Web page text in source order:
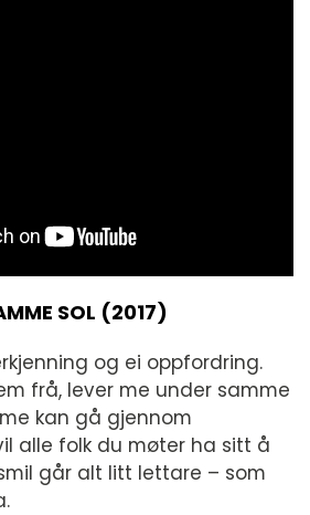
SOL (2017)
og ei oppfordring.
frå, lever me under samme
kan gå gjennom
alle folk du møter ha sitt å
går alt litt lettare – som